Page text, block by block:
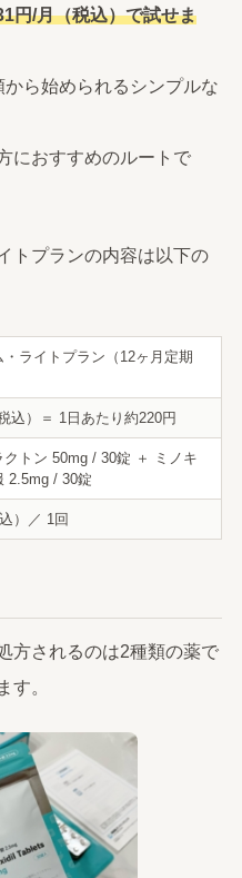
円/月（税込）で試せま
ら始められるシンプルな
におすすめのルートで
トプランの内容は以下の
ライトプラン（12ヶ月定期
込）＝ 1日あたり約220円
クトン 50mg / 30錠 ＋ ミノキ
2.5mg / 30錠
）／ 1回
方されるのは2種類の薬で
す。